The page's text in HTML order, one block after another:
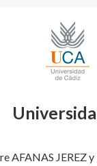
AFANAS JEREZ